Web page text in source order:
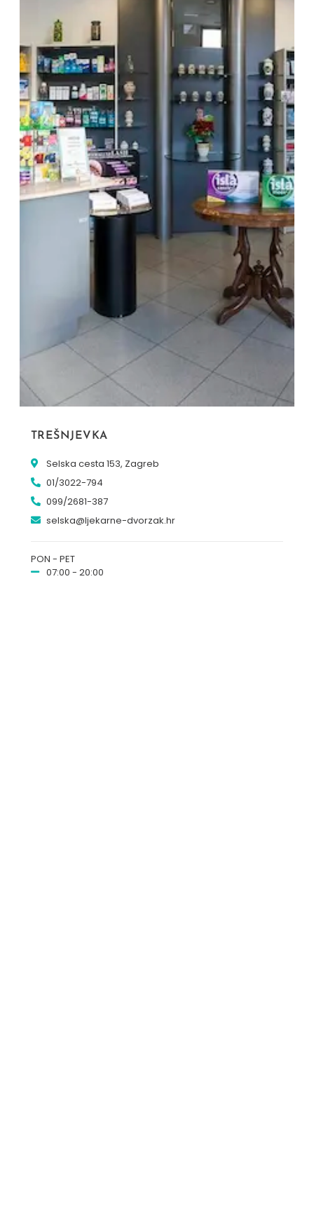
TREŠNJEVKA
Selska cesta 153, Zagreb
01/3022-794
099/2681-387
selska@ljekarne-dvorzak.hr
PON - PET
07:00 - 20:00